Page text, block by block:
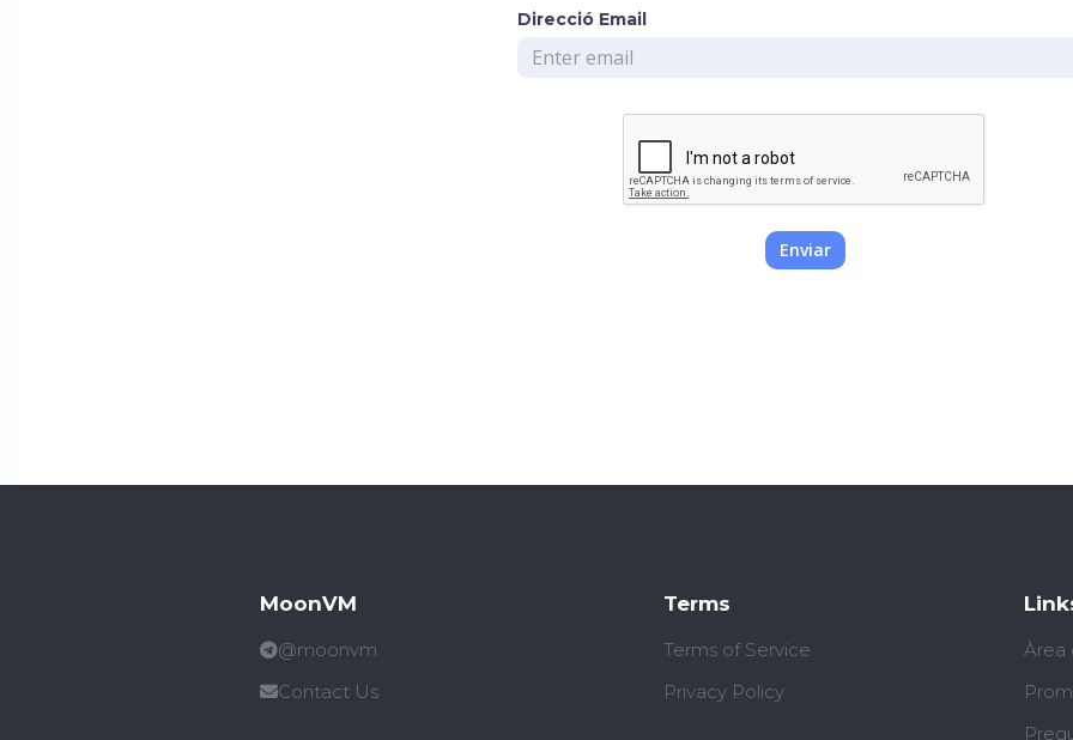
Direcció Email
Enviar
MoonVM
@moonvm
Contact Us
Terms
Terms of Service
Privacy Policy
Àrea